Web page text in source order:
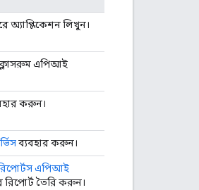
অ্যাপ্লিকেশন লিখুন।
ক্লাসরুম এপিআই
করুন।
ব্যবহার করুন।
এপিআই
রিপোর্ট তৈরি করুন।